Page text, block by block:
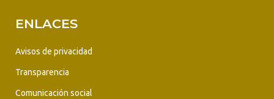
ENLACES
Avisos de privacidad
Transparencia
Comunicación social